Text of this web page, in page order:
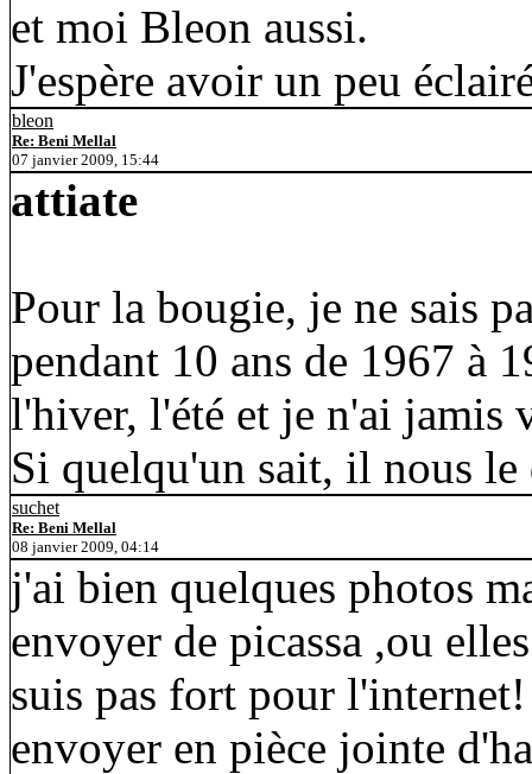
et moi Bleon aussi.
J'espère avoir un peu
bleon
Re: Beni Mellal
07 janvier 2009, 15:44
attiate
Pour la bougie, je ne sais
pendant 10 ans de 1967 à
l'hiver, l'été et je n'ai jamis
Si quelqu'un sait, il nous
suchet
Re: Beni Mellal
08 janvier 2009, 04:14
j'ai bien quelques photos
envoyer de picassa ,ou
suis pas fort pour
envoyer en pièce jointe